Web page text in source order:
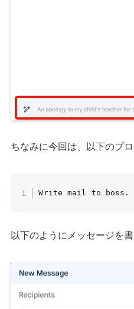
ちなみに今回は、以下のプロ
Write mail to boss.
以下のようにメッセージを